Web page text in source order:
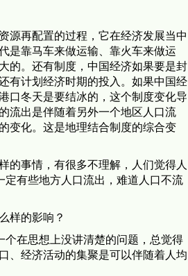
源再配置的过程，它在经济发展当中
是靠马车来做运输、靠火车来做运
的。还有制度，中国经济如果要是封
有计划经济时期的投入。如果中国经
口冬天是要结冰的，这个制度变化导
流出是伴随着另外一个地区人口流
变化。这是地理结合制度的综合变
的事情，有很多不理解，人们觉得人
定有些地方人口流出，难道人口不流
样的影响？
个在思想上没讲清楚的问题，总觉得
、经济活动的集聚是可以伴随着人均